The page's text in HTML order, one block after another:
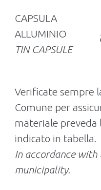
CAPSULA
ALLUMINIO
TIN CAPSULE
Verificate sempre
Comune per
materiale
indicato in tabella.
In accordance with
municipality.